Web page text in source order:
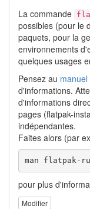
La commande
possibles (pour le
paquets, pour la
environnements
quelques usages
Pensez au manuel
d'informations.
d'informations
pages (flatpak-
indépendantes.
Faites alors (par
man flatpak-
pour plus
Modifier